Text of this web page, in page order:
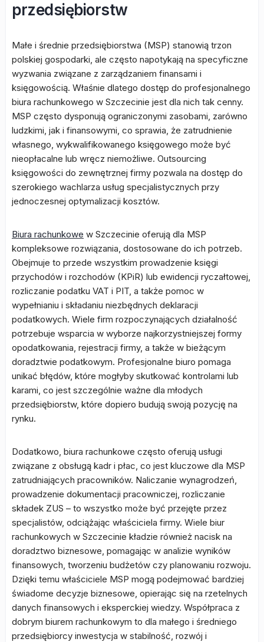
przedsiębiorstw
Małe i średnie przedsiębiorstwa (MSP) stanowią trzon
polskiej gospodarki, ale często napotykają na specyficzne
wyzwania związane z zarządzaniem finansami i
księgowością. Właśnie dlatego dostęp do profesjonalnego
biura rachunkowego w Szczecinie jest dla nich tak cenny.
MSP często dysponują ograniczonymi zasobami, zarówno
ludzkimi, jak i finansowymi, co sprawia, że zatrudnienie
własnego, wykwalifikowanego księgowego może być
nieopłacalne lub wręcz niemożliwe. Outsourcing
księgowości do zewnętrznej firmy pozwala na dostęp do
szerokiego wachlarza usług specjalistycznych przy
jednoczesnej optymalizacji kosztów.
Biura rachunkowe w Szczecinie oferują dla MSP
kompleksowe rozwiązania, dostosowane do ich potrzeb.
Obejmuje to przede wszystkim prowadzenie księgi
przychodów i rozchodów (KPiR) lub ewidencji ryczałtowej,
rozliczanie podatku VAT i PIT, a także pomoc w
wypełnianiu i składaniu niezbędnych deklaracji
podatkowych. Wiele firm rozpoczynających działalność
potrzebuje wsparcia w wyborze najkorzystniejszej formy
opodatkowania, rejestracji firmy, a także w bieżącym
doradztwie podatkowym. Profesjonalne biuro pomaga
unikać błędów, które mogłyby skutkować kontrolami lub
karami, co jest szczególnie ważne dla młodych
przedsiębiorstw, które dopiero budują swoją pozycję na
rynku.
Dodatkowo, biura rachunkowe często oferują usługi
związane z obsługą kadr i płac, co jest kluczowe dla MSP
zatrudniających pracowników. Naliczanie wynagrodzeń,
prowadzenie dokumentacji pracowniczej, rozliczanie
składek ZUS – to wszystko może być przejęte przez
specjalistów, odciążając właściciela firmy. Wiele biur
rachunkowych w Szczecinie kładzie również nacisk na
doradztwo biznesowe, pomagając w analizie wyników
finansowych, tworzeniu budżetów czy planowaniu rozwoju.
Dzięki temu właściciele MSP mogą podejmować bardziej
świadome decyzje biznesowe, opierając się na rzetelnych
danych finansowych i eksperckiej wiedzy. Współpraca z
dobrym biurem rachunkowym to dla małego i średniego
przedsiębiorcy inwestycja w stabilność, rozwój i